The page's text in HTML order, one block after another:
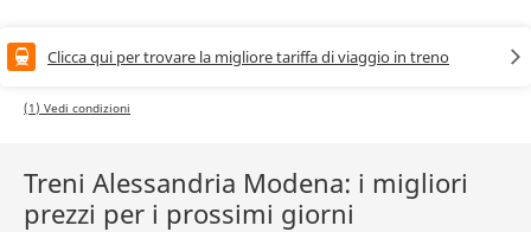
Clicca qui per trovare la migliore tariffa di viaggio in treno
(1) Vedi condizioni
Treni Alessandria Modena: i migliori
prezzi per i prossimi giorni